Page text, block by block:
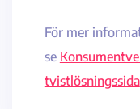
För mer
se
tvistlösningssida